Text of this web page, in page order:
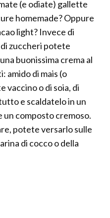
(e odiate) gallette
homemade? Oppure
light? Invece di
zuccheri potete
buonissima crema al
amido di mais (o
vaccino o di soia, di
e scaldatelo in un
composto cremoso.
potete versarlo sulle
di cocco o della